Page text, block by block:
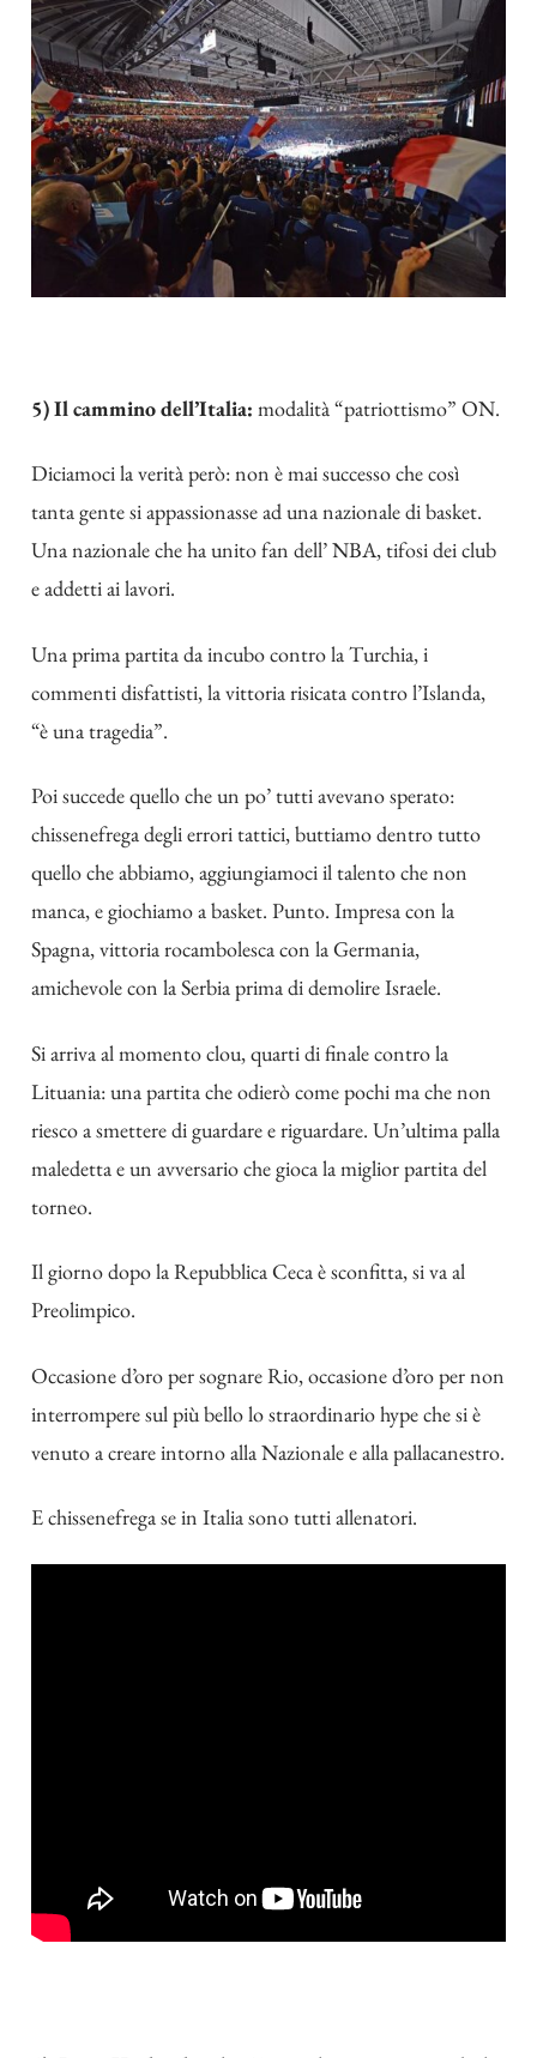
5) Il cammino dell’Italia: modalità “patriottismo” ON.
Diciamoci la verità però: non è mai successo che così
tanta gente si appassionasse ad una nazionale di basket.
Una nazionale che ha unito fan dell’ NBA, tifosi dei club
e addetti ai lavori.
Una prima partita da incubo contro la Turchia, i
commenti disfattisti, la vittoria risicata contro l’Islanda,
“è una tragedia”.
Poi succede quello che un po’ tutti avevano sperato:
chissenefrega degli errori tattici, buttiamo dentro tutto
quello che abbiamo, aggiungiamoci il talento che non
manca, e giochiamo a basket. Punto. Impresa con la
Spagna, vittoria rocambolesca con la Germania,
amichevole con la Serbia prima di demolire Israele.
Si arriva al momento clou, quarti di finale contro la
Lituania: una partita che odierò come pochi ma che non
riesco a smettere di guardare e riguardare. Un’ultima palla
maledetta e un avversario che gioca la miglior partita del
torneo.
Il giorno dopo la Repubblica Ceca è sconfitta, si va al
Preolimpico.
Occasione d’oro per sognare Rio, occasione d’oro per non
interrompere sul più bello lo straordinario hype che si è
venuto a creare intorno alla Nazionale e alla pallacanestro.
E chissenefrega se in Italia sono tutti allenatori.